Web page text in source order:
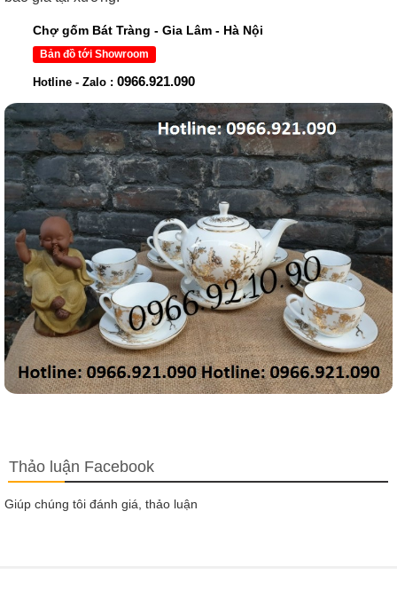
Chợ gốm Bát Tràng - Gia Lâm - Hà Nội
Bản đồ tới Showroom
Hotline - Zalo : 0966.921.090
Thảo luận Facebook
Giúp chúng tôi đánh giá, thảo luận